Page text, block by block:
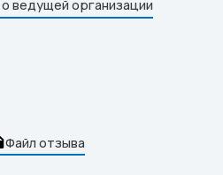
ведущей организации
Файл отзыва